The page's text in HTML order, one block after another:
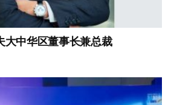
大中华区董事长兼总裁